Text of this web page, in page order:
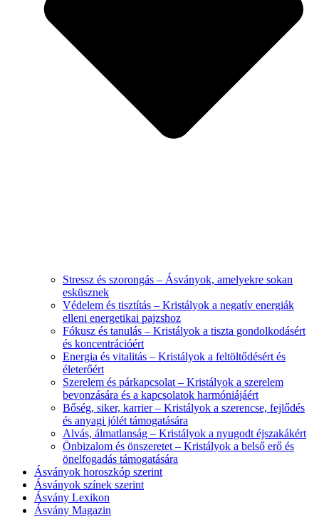
Stressz és szorongás – Ásványok, amelyekre sokan
esküsznek
Védelem és tisztítás – Kristályok a negatív energiák
elleni energetikai pajzshoz
Fókusz és tanulás – Kristályok a tiszta gondolkodásért
és koncentrációért
Energia és vitalitás – Kristályok a feltöltődésért és
életerőért
Szerelem és párkapcsolat – Kristályok a szerelem
bevonzására és a kapcsolatok harmóniájáért
Bőség, siker, karrier – Kristályok a szerencse, fejlődés
és anyagi jólét támogatására
Alvás, álmatlanság – Kristályok a nyugodt éjszakákért
Önbizalom és önszeretet – Kristályok a belső erő és
önelfogadás támogatására
Ásványok horoszkóp szerint
Ásványok színek szerint
Ásvány Lexikon
Ásvány Magazin